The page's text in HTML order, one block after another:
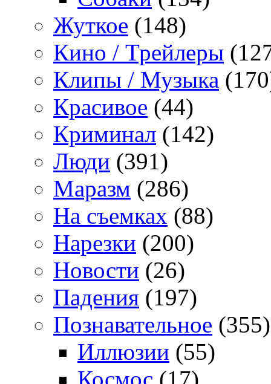
Жуткое (148)
Кино / Трейлеры
Клипы / Музыка
Красивое (44)
Криминал (142)
Люди (391)
Маразм (286)
На съемках (88)
Нарезки (200)
Новости (26)
Падения (197)
Познавательное (355)
Иллюзии (55)
Космос (17)